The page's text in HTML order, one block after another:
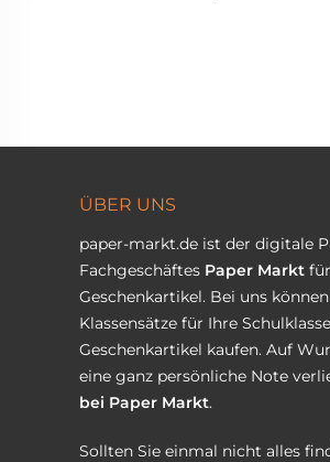
ÜBER UNS
paper-markt.de ist der digitale
Fachgeschäftes Paper Markt
Geschenkartikel. Bei uns
Klassensätze für Ihre
Geschenkartikel kaufen. Auf
eine ganz persönliche Note
bei Paper Markt.
Sollten Sie einmal nicht alles